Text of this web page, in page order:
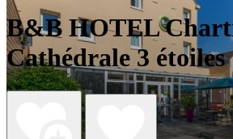
B&B HOTEL
Cathédrale 3 étoiles